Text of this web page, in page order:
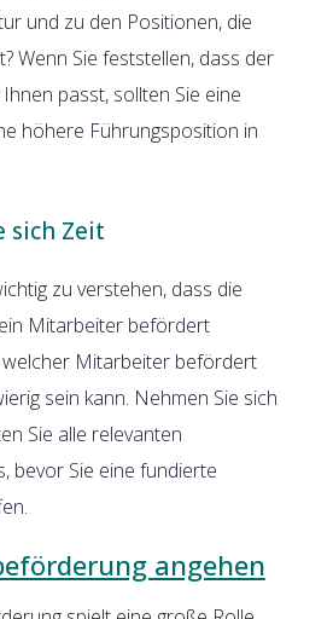
und zu den Positionen, die
Wenn Sie feststellen, dass der
passt, sollten Sie eine
höhere Führungsposition in
sich Zeit
zu verstehen, dass die
Mitarbeiter befördert
Mitarbeiter befördert
sein kann. Nehmen Sie sich
Sie alle relevanten
bevor Sie eine fundierte
angehen